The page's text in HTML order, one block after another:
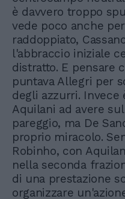
è davvero troppo
vede poco anche
raddoppiato,
l'abbraccio iniziale
distratto. E pensare
puntava Allegri per
degli azzurri. Invece
Aquilani ad avere
pareggio, ma De
proprio miracolo.
Robinho, con
nella seconda
di una prestazione
organizzare